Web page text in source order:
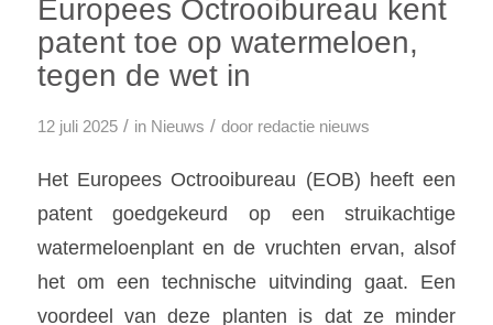
Europees Octrooibureau kent
patent toe op watermeloen,
tegen de wet in
12 juli 2025 / in Nieuws / door redactie nieuws
Het Europees Octrooibureau (EOB) heeft een
patent goedgekeurd op een struikachtige
watermeloenplant en de vruchten ervan, alsof
het om een technische uitvinding gaat. Een
voordeel van deze planten is dat ze minder